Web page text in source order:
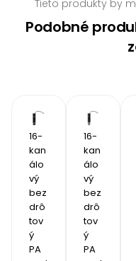
Tieto produkty by
Podobné
16-
kan
álo
vý
bez
drô
tov
ý
PA
16-
kan
álo
vý
bez
drô
tov
ý
PA